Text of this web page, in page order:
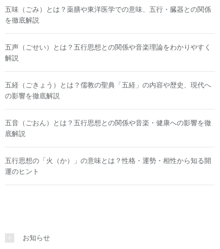
五味（ごみ）とは？薬膳や東洋医学での意味、五行・臓器との関係
を徹底解説
五声（ごせい）とは？五行思想との関係や音楽理論をわかりやすく
解説
五経（ごきょう）とは？儒教の聖典「五経」の内容や歴史、現代へ
の影響を徹底解説
五音（ごおん）とは？五行思想との関係や音楽・健康への影響を徹
底解説
五行思想の「火（か）」の意味とは？性格・運勢・相性から知る開
運のヒント
お知らせ